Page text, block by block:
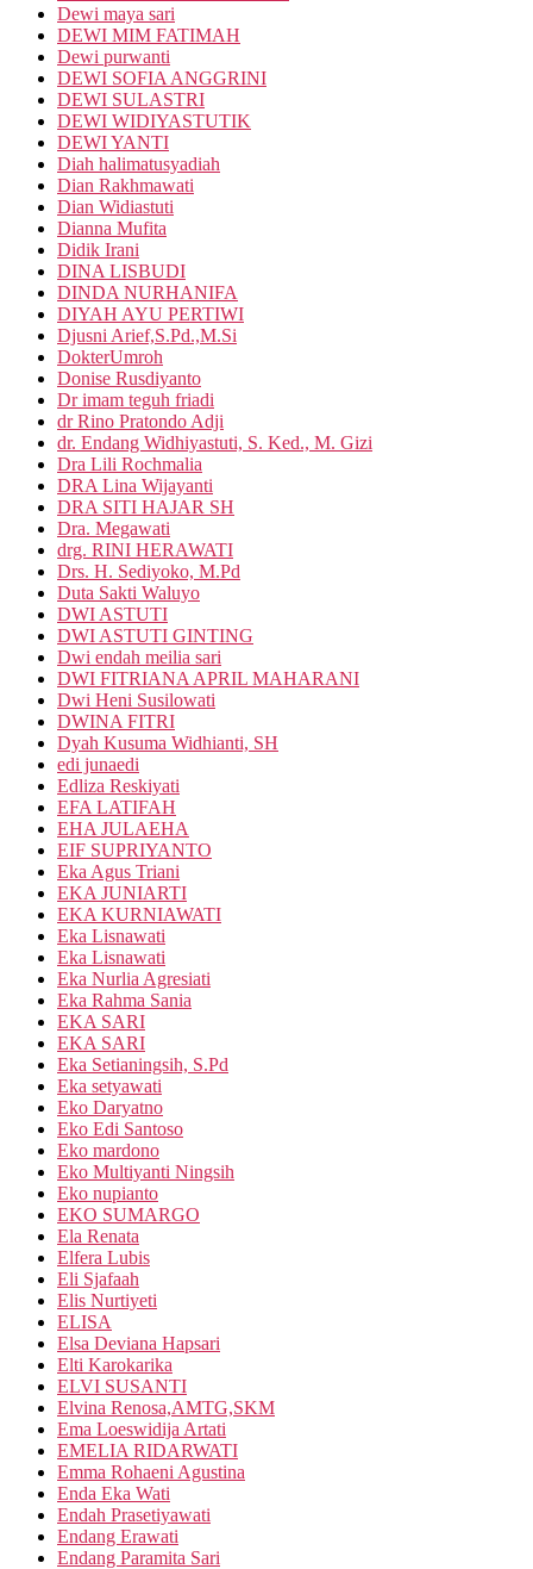
Dewi maya sari
DEWI MIM FATIMAH
Dewi purwanti
DEWI SOFIA ANGGRINI
DEWI SULASTRI
DEWI WIDIYASTUTIK
DEWI YANTI
Diah halimatusyadiah
Dian Rakhmawati
Dian Widiastuti
Dianna Mufita
Didik Irani
DINA LISBUDI
DINDA NURHANIFA
DIYAH AYU PERTIWI
Djusni Arief,S.Pd.,M.Si
DokterUmroh
Donise Rusdiyanto
Dr imam teguh friadi
dr Rino Pratondo Adji
dr. Endang Widhiyastuti, S. Ked., M. Gizi
Dra Lili Rochmalia
DRA Lina Wijayanti
DRA SITI HAJAR SH
Dra. Megawati
drg. RINI HERAWATI
Drs. H. Sediyoko, M.Pd
Duta Sakti Waluyo
DWI ASTUTI
DWI ASTUTI GINTING
Dwi endah meilia sari
DWI FITRIANA APRIL MAHARANI
Dwi Heni Susilowati
DWINA FITRI
Dyah Kusuma Widhianti, SH
edi junaedi
Edliza Reskiyati
EFA LATIFAH
EHA JULAEHA
EIF SUPRIYANTO
Eka Agus Triani
EKA JUNIARTI
EKA KURNIAWATI
Eka Lisnawati
Eka Lisnawati
Eka Nurlia Agresiati
Eka Rahma Sania
EKA SARI
EKA SARI
Eka Setianingsih, S.Pd
Eka setyawati
Eko Daryatno
Eko Edi Santoso
Eko mardono
Eko Multiyanti Ningsih
Eko nupianto
EKO SUMARGO
Ela Renata
Elfera Lubis
Eli Sjafaah
Elis Nurtiyeti
ELISA
Elsa Deviana Hapsari
Elti Karokarika
ELVI SUSANTI
Elvina Renosa,AMTG,SKM
Ema Loeswidija Artati
EMELIA RIDARWATI
Emma Rohaeni Agustina
Enda Eka Wati
Endah Prasetiyawati
Endang Erawati
Endang Paramita Sari